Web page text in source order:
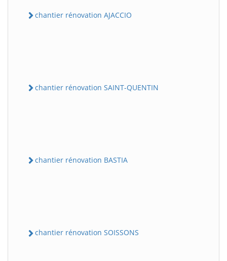
chantier rénovation AJACCIO
chantier rénovation SAINT-QUENTIN
chantier rénovation BASTIA
chantier rénovation SOISSONS